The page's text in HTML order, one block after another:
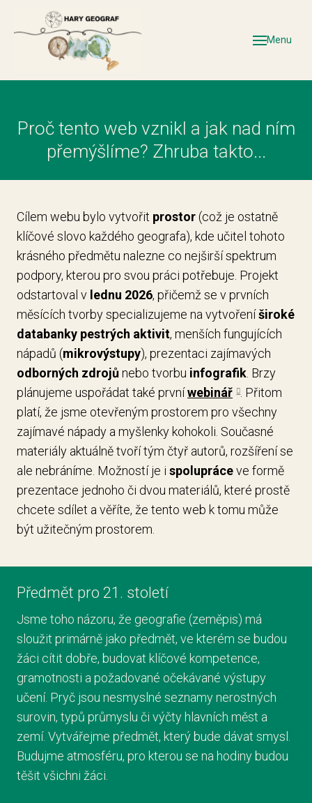
Menu
Proč tento web vznikl a jak nad ním
přemýšlíme? Zhruba takto...
Cílem webu bylo vytvořit prostor(což je ostatně
klíčové slovo každého geografa), kde učitel tohoto
krásného předmětu nalezne co nejširší spektrum
podpory, kterou pro svou práci potřebuje. Projekt
odstartoval v lednu 2026, přičemž se v prvních
měsících tvorby specializujeme na vytvořeníširoké
databanky pestrých aktivit, menších fungujících
nápadů (mikrovýstupy), prezentaci zajímavých
odborných zdrojůnebo tvorbu infografik . Brzy
plánujeme uspořádat také prvníwebinář . Přitom
platí, že jsme otevřeným prostorem pro všechny
zajímavé nápady a myšlenky kohokoli. Současné
materiály aktuálně tvoří tým čtyř autorů, rozšíření se
ale nebráníme. Možností je i spolupráceve formě
prezentace jednoho či dvou materiálů, které prostě
chcete sdílet a věříte, že tento web k tomu může
být užitečným prostorem.
Předmět pro 21. století
Jsme toho názoru, že geografie (zeměpis) má
sloužit primárně jako předmět, ve kterém se budou
žáci cítit dobře, budovat klíčové kompetence,
gramotnosti a požadované očekávané výstupy
učení. Pryč jsou nesmyslné seznamy nerostných
surovin, typů průmyslu či výčty hlavních měst a
zemí. Vytvářejme předmět, který bude dávat smysl.
Budujme atmosféru, pro kterou se na hodiny budou
těšit všichni žáci.